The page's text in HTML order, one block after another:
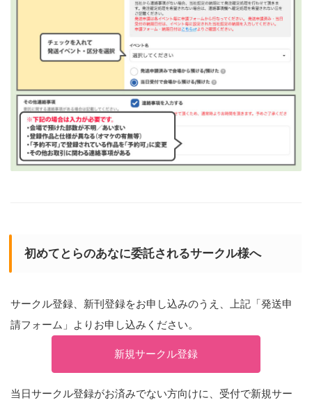
初めてとらのあなに委託されるサークル様へ
サークル登録、新刊登録をお申し込みのうえ、上記「発送申
請フォーム」よりお申し込みください。
新規サークル登録
当日サークル登録がお済みでない方向けに、受付で新規サー